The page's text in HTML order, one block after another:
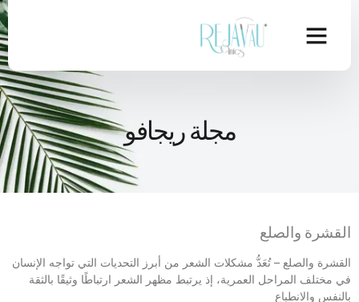
مجلة ريجافو
القشرة والصلع
القشرة والصلع – تُعَدُّ مشكلات الشعر من أبرز التحديات التي تواجه الإنسان
في مختلف المراحل العمرية، إذ يرتبط مظهر الشعر ارتباطًا وثيقًا بالثقة
بالنفس والانطباع